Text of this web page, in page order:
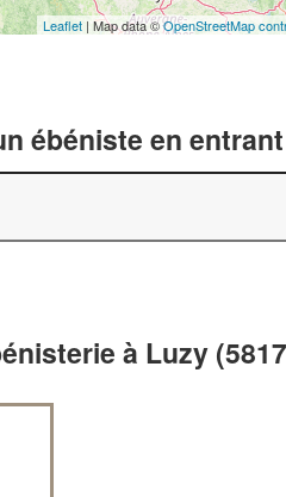
Leaflet | Map data ©OpenStreetMap
ébéniste en
à Luzy